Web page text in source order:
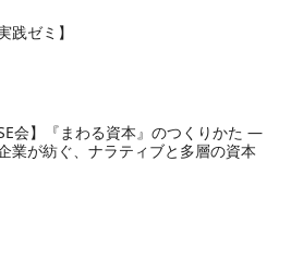
践ゼミ】
会】『まわる資本』のつくりかた —
業が紡ぐ、ナラティブと多層の資本